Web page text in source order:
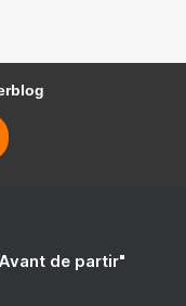
de partir"